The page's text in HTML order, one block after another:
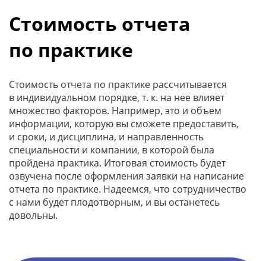
Стоимость отчета
по практике
Стоимость отчета по практике рассчитывается
в индивидуальном порядке, т. к. на нее влияет
множество факторов. Например, это и объем
информации, которую вы сможете предоставить,
и сроки, и дисциплина, и направленность
специальности и компании, в которой была
пройдена практика. Итоговая стоимость будет
озвучена после оформления заявки на написание
отчета по практике. Надеемся, что сотрудничество
с нами будет плодотворным, и вы останетесь
довольны.